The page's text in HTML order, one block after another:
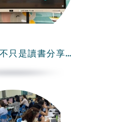
113年-讀書不只是讀書分享會